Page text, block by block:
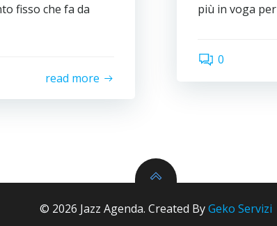
più in voga per
0
fisso che fa da
read more
© 2026 Jazz Agenda. Created ByGeko Servizi